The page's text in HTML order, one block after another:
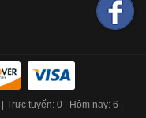
| Trực tuyến: 0 | Hôm nay: 6 |